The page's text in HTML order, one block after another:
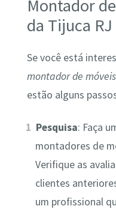
Montador
da Tijuca RJ
Se você está
montador de
estão alguns
Pesquisa: Faça
montadores de
Verifique as
clientes
um profissional